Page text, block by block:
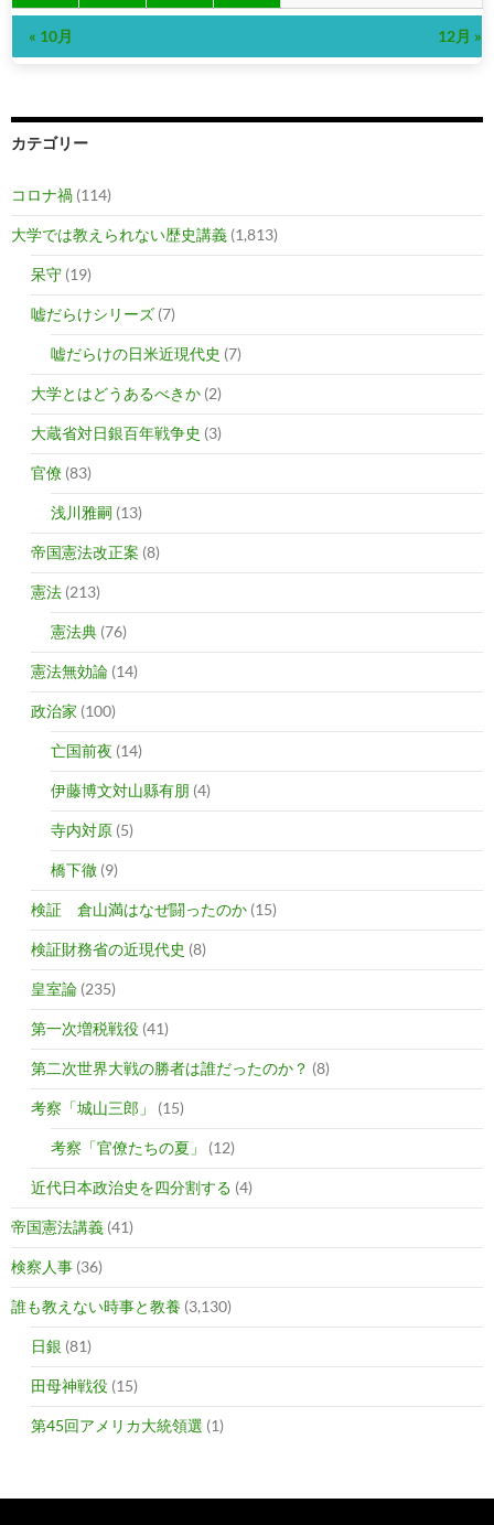
« 10月 12月 »
カテゴリー
コロナ禍 (114)
大学では教えられない歴史講義 (1,813)
呆守 (19)
嘘だらけシリーズ (7)
嘘だらけの日米近現代史 (7)
大学とはどうあるべきか (2)
大蔵省対日銀百年戦争史 (3)
官僚 (83)
浅川雅嗣 (13)
帝国憲法改正案 (8)
憲法 (213)
憲法典 (76)
憲法無効論 (14)
政治家 (100)
亡国前夜 (14)
伊藤博文対山縣有朋 (4)
寺内対原 (5)
橋下徹 (9)
検証 倉山満はなぜ闘ったのか (15)
検証財務省の近現代史 (8)
皇室論 (235)
第一次増税戦役 (41)
第二次世界大戦の勝者は誰だったのか？ (8)
考察「城山三郎」 (15)
考察「官僚たちの夏」 (12)
近代日本政治史を四分割する (4)
帝国憲法講義 (41)
検察人事 (36)
誰も教えない時事と教養 (3,130)
日銀 (81)
田母神戦役 (15)
第45回アメリカ大統領選 (1)